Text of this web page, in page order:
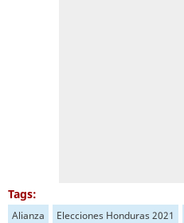
Tags:
Alianza Elecciones Honduras 2021